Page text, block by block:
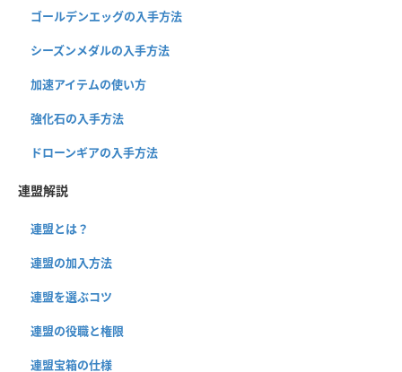
ゴールデンエッグの入手方法
シーズンメダルの入手方法
加速アイテムの使い方
強化石の入手方法
ドローンギアの入手方法
連盟解説
連盟とは？
連盟の加入方法
連盟を選ぶコツ
連盟の役職と権限
連盟宝箱の仕様